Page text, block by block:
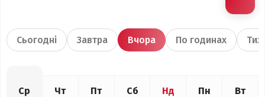
Сьогодні Завтра Вчора По годинах
Ср Чт Пт Сб Нд Пн Вт